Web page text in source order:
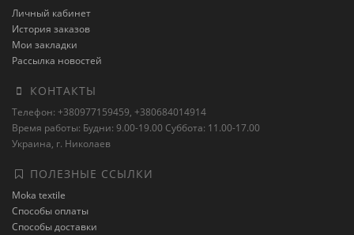
Личный кабинет
История заказов
Мои закладки
Рассылка новостей
КОНТАКТЫ
Телефон: +380977159459, +380684014914
Время работы: Будни: 9.00-19.00 Суббота: 11.00-17.00
Украина, г. Николаев
ПОЛЕЗНЫЕ ССЫЛКИ
Moka textile
Способы оплаты
Способы доставки